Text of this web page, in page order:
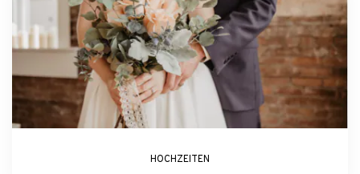
HOCHZEITEN